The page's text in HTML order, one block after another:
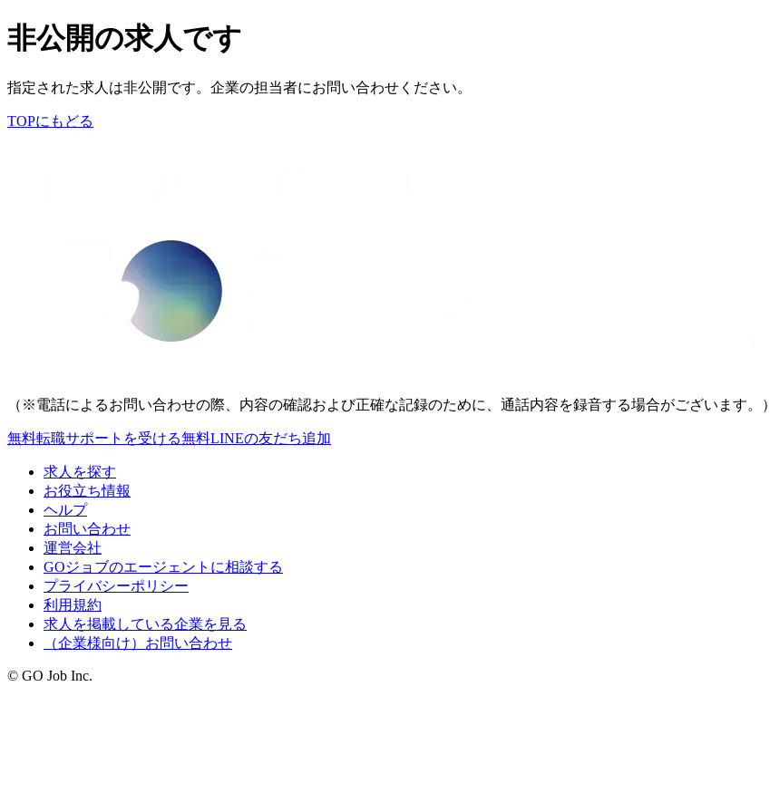
非公開の求人です
指定された求人は非公開です。企業の担当者にお問い合わせください。
TOPにもどる
（※電話によるお問い合わせの際、内容の確認および正確な記録のために、通話内容を録音する場合がございます。）
無料転職サポートを受ける無料LINEの友だち追加
求人を探す
お役立ち情報
ヘルプ
お問い合わせ
運営会社
GOジョブのエージェントに相談する
プライバシーポリシー
利用規約
求人を掲載している企業を見る
（企業様向け）お問い合わせ
© GO Job Inc.